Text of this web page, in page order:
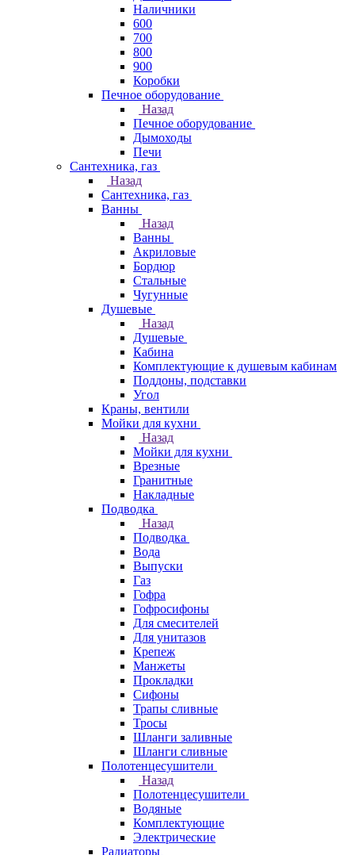
Наличники
600
700
800
900
Коробки
Печное оборудование
Назад
Печное оборудование
Дымоходы
Печи
Сантехника, газ
Назад
Сантехника, газ
Ванны
Назад
Ванны
Акриловые
Бордюр
Стальные
Чугунные
Душевые
Назад
Душевые
Кабина
Комплектующие к душевым кабинам
Поддоны, подставки
Угол
Краны, вентили
Мойки для кухни
Назад
Мойки для кухни
Врезные
Гранитные
Накладные
Подводка
Назад
Подводка
Вода
Выпуски
Газ
Гофра
Гофросифоны
Для смесителей
Для унитазов
Крепеж
Манжеты
Прокладки
Сифоны
Трапы сливные
Тросы
Шланги заливные
Шланги сливные
Полотенцесушители
Назад
Полотенцесушители
Водяные
Комплектующие
Электрические
Радиаторы